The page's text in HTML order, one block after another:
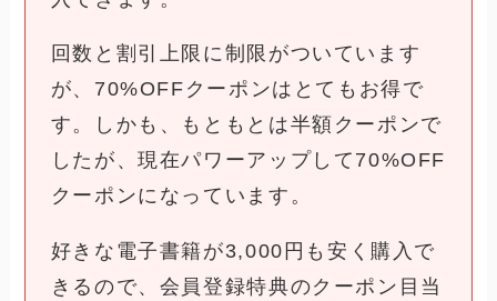
回数と割引上限に制限がついています
が、70%OFFクーポンはとてもお得で
す。しかも、もともとは半額クーポンで
したが、現在パワーアップして70%OFF
クーポンになっています。
好きな電子書籍が3,000円も安く購入で
きるので、会員登録特典のクーポン目当